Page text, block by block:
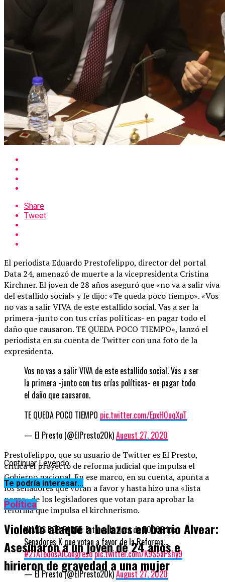
Share
Tweet
El periodista Eduardo Prestofelippo, director del portal
Data 24, amenazó de muerte a la vicepresidenta Cristina
Kirchner. El joven de 28 años aseguró que «no va a salir viva
del estallido social» y le dijo: «Te queda poco tiempo». «Vos
no vas a salir VIVA de este estallido social. Vas a ser la
primera -junto con tus crías políticas- en pagar todo el
daño que causaron. TE QUEDA POCO TIEMPO», lanzó el
periodista en su cuenta de Twitter con una foto de la
expresidenta.
Vos no vas a salir VIVA de este estallido social. Vas a ser
la primera -junto con tus crías políticas- en pagar todo
el daño que causaron.
TE QUEDA POCO TIEMPO pic.twitter.com/EpxH0uqXpT
— El Presto (@ElPresto2Ok)August 27, 2020
Prestofelippo, que su usuario de Twitter es El Presto,
critica el proyecto de reforma judicial que impulsa el
Gobierno nacional. En ese marco, en su cuenta, apunta a
los senadores que votan a favor y hasta hizo una «lista
negra» de los legisladores que votan para aprobar la
reforma que impulsa el kirchnerismo.
VAMOS POR PARTE: Esta es la lista de TODOS los
Senadores K que votan a favor de la Reforma…
#27ATodosAlCongresopic.twitter.com/K9S5aPshy9
— El Presto (@ElPresto2Ok)August 27, 2020
Continuar Leyendo
Te podría interesar...
Política
Violento ataque a balazos en barrio Alvear:
Asesinaron a un joven de 24 años e
hirieron de gravedad a una mujer